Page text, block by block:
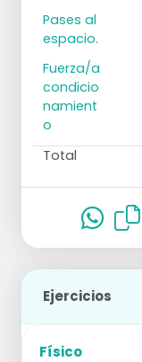
Pases al
espacio.
Fuerza/a
condicio
namient
o
Total
Ejercicios
Físico